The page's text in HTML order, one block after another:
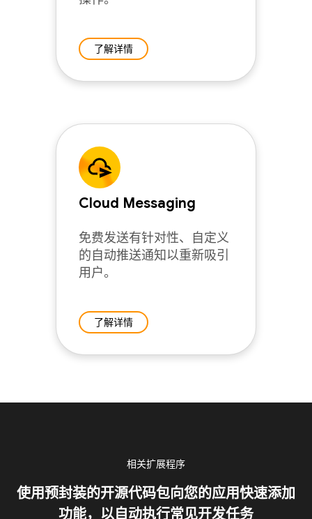
了解详情
Cloud Messaging
免费发送有针对性、自定义
的自动推送通知以重新吸引
用户。
了解详情
相关扩展程序
使用预封装的开源代码包向您的应用快速添加
功能，以自动执行常见开发任务